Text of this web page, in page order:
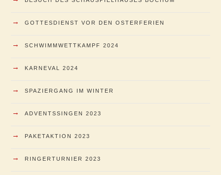
→ GOTTESDIENST VOR DEN OSTERFERIEN
→ SCHWIMMWETTKAMPF 2024
→ KARNEVAL 2024
→ SPAZIERGANG IM WINTER
→ ADVENTSSINGEN 2023
→ PAKETAKTION 2023
→ RINGERTURNIER 2023